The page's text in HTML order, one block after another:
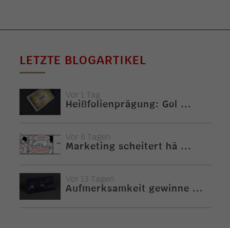
LETZTE BLOGARTIKEL
Vor 1 Tag
Heißfolienprägung: Gol ...
Vor 8 Tagen
Marketing scheitert hä ...
Vor 13 Tagen
Aufmerksamkeit gewinne ...